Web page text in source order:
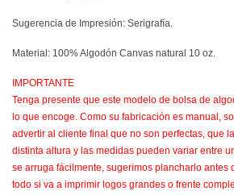
Sugerencia de Impresión: Serigrafía.
Material: 100% Algodón Canvas natural 10 oz.
IMPORTANTE
Tenga presente que este modelo de bolsa de
lo que encoge. Como su fabricación es manual,
advertir al cliente final que no son perfectas, que
distinta altura y las medidas pueden variar entre
se arruga fácilmente, sugerimos plancharlo antes
todo si va a imprimir logos grandes o frente